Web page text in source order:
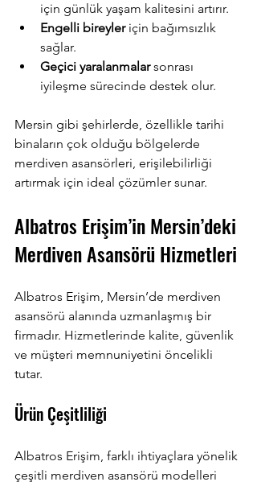
için günlük yaşam kalitesini artırır.
Engelli bireyler için bağımsızlık
sağlar.
Geçici yaralanmalar sonrası
iyileşme sürecinde destek olur.
Mersin gibi şehirlerde, özellikle tarihi
binaların çok olduğu bölgelerde
merdiven asansörleri, erişilebilirliği
artırmak için ideal çözümler sunar.
Albatros Erişim’in Mersin’deki
Merdiven Asansörü Hizmetleri
Albatros Erişim, Mersin’de merdiven
asansörü alanında uzmanlaşmış bir
firmadır. Hizmetlerinde kalite, güvenlik
ve müşteri memnuniyetini öncelikli
tutar.
Ürün Çeşitliliği
Albatros Erişim, farklı ihtiyaçlara yönelik
çeşitli merdiven asansörü modelleri